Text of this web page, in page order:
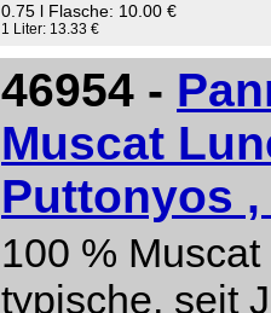
0.75 l Flasche: 10.00 €
1 Liter: 13.33 €
46954 -
Muscat
Puttonyos ,
100 %
typische, seit